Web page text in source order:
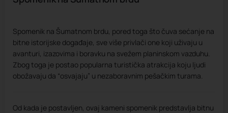
Spomenik na Šumatnom brdu, pored toga što čuva sećanje na
bitne istorijske događaje, sve više privlači one koji uživaju u
avanturi, izazovima i boravku na svežem planinskom vazduhu.
Zbog toga je postao popularna turistička atrakcija koju ljudi
obožavaju da “osvajaju” u nezaboravnim pešačkim turama.
Od kada je postavljen, ovaj kameni spomenik predstavlja bitnu